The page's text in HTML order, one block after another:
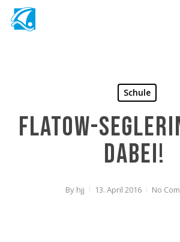
Skip
Schule
Flatow-
dabei!
By hjj 13. April 2016 No